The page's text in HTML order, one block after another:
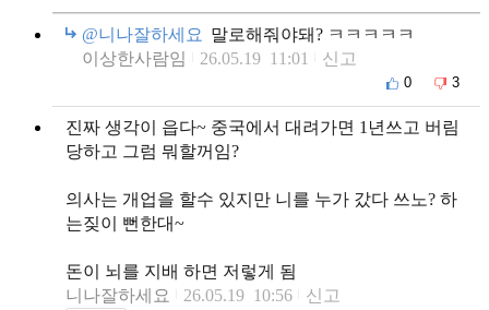
@니나잘하세요 말로해줘야돼? ㅋㅋㅋㅋㅋ
이상한사람임
26.05.19 11:01 신고
0 3
진짜 생각이 읍다~ 중국에서 대려가면 1년쓰고 버림
당하고 그럼 뭐할꺼임?
의사는 개업을 할수 있지만 니를 누가 갔다 쓰노? 하
는짖이 뻔한대~
돈이 뇌를 지배 하면 저렇게 됨
니나잘하세요
26.05.19 10:56 신고